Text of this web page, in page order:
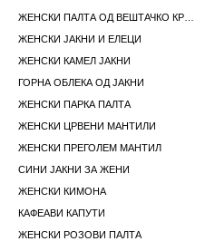
ЖЕНСКИ ЈАКНИ И ЕЛЕЦИ
ЖЕНСКИ КАМЕЛ ЈАКНИ
ГОРНА ОБЛЕКА ОД ЈАКНИ
ЖЕНСКИ ПАРКА ПАЛТА
ЖЕНСКИ ЦРВЕНИ МАНТИЛИ
ЖЕНСКИ ПРЕГОЛЕМ МАНТИЛ
СИНИ ЈАКНИ ЗА ЖЕНИ
ЖЕНСКИ КИМОНА
КАФЕАВИ КАПУТИ
ЖЕНСКИ РОЗОВИ ПАЛТА